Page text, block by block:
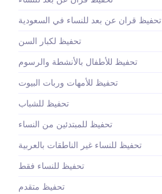
تحفيظ قران عن بعد للنساء في السعودية
تحفيظ لكبار السن
تحفيظ للأطفال بالأنشطة والرسوم
تحفيظ للأمهات وربات البيوت
تحفيظ للشباب
تحفيظ للمبتدئين من النساء
تحفيظ للنساء غير الناطقات بالعربية
تحفيظ للنساء فقط
تحفيظ متقدم